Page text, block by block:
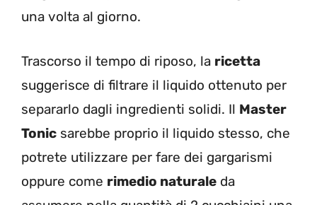
una volta al giorno.
Trascorso il tempo di riposo, la ricetta
suggerisce di filtrare il liquido ottenuto per
separarlo dagli ingredienti solidi. Il Master
Tonic sarebbe proprio il liquido stesso, che
potrete utilizzare per fare dei gargarismi
oppure come rimedio naturale da